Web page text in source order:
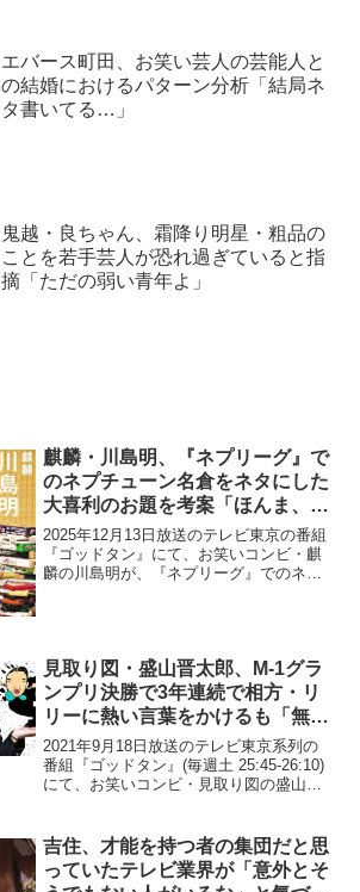
エバース町田、お笑い芸人の芸能人と
の結婚におけるパターン分析「結局ネ
タ書いてる…」
鬼越・良ちゃん、霜降り明星・粗品の
ことを若手芸人が恐れ過ぎていると指
摘「ただの弱い青年よ」
麒麟・川島明、『ネプリーグ』で
のネプチューン名倉をネタにした
大喜利のお題を考案「ほんま、ご
めん大喜利」
2025年12月13日放送のテレビ東京の番組
『ゴッドタン』にて、お笑いコンビ・麒
麟の川島明が、『ネプリーグ』でのネプ
見取り図・盛山晋太郎、M-1グラ
ンプリ決勝で3年連続で相方・リ
リーに熱い言葉をかけるも「無視
されている」と告白
2021年9月18日放送のテレビ東京系列の
番組『ゴッドタン』(毎週土 25:45-26:10)
にて、お笑いコンビ・見取り図の盛山晋
視されている」と告白していた。劇団...
吉住、才能を持つ者の集団だと思
っていたテレビ業界が「意外とそ